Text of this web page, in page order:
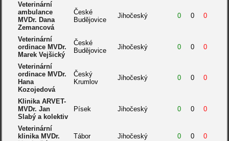
Veterinární
ambulance
MVDr. Dana
Zemancová
České
Budějovice
Jihočeský 0 0 0
Veterinární
ordinace MVDr.
Marek Vejšický
České
Budějovice
Jihočeský 0 0 0
Veterinární
ordinace MVDr.
Hana
Kozojedová
Český
Krumlov
Jihočeský 0 0 0
Klinika ARVET-
MVDr. Jan
Slabý a kolektiv
Písek Jihočeský 0 0 0
Veterinární
klinika MVDr.
Tábor Jihočeský 0 0 0